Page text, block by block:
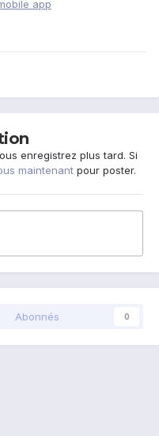
app
enregistrez plus tard. Si
maintenant pour poster.
Abonnés 0